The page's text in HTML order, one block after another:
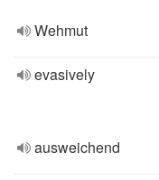
Wehmut
evasively
ausweichend